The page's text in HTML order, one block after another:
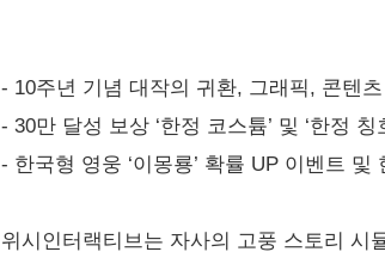
- 10주년 기념 대작의 귀환, 그래픽, 콘텐
- 30만 달성 보상 ‘한정 코스튬’ 및 ‘한정
- 한국형 영웅 ‘이몽룡’ 확률 UP 이벤트 및
위시인터랙티브는 자사의 고풍 스토리 시